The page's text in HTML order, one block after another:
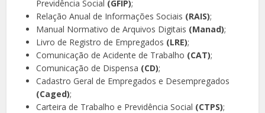
Previdência Social (GFIP);
Relação Anual de Informações Sociais (RAIS);
Manual Normativo de Arquivos Digitais (Manad);
Livro de Registro de Empregados (LRE);
Comunicação de Acidente de Trabalho (CAT);
Comunicação de Dispensa (CD);
Cadastro Geral de Empregados e Desempregados
(Caged);
Carteira de Trabalho e Previdência Social (CTPS);